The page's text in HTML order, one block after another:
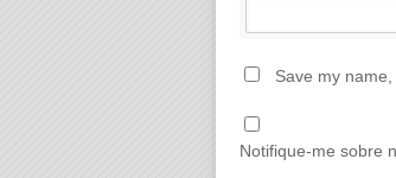
Save my
Notifique-me sobre